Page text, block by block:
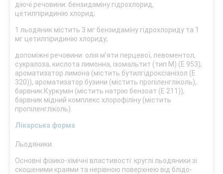
діючі речовини: бензидаміну гідрохлорид,
цетилпіридинію хлорид;
1 льодяник містить 3 мг бензидаміну гідрохлориду та 1
мг цетилпіридинію хлориду;
допоміжні речовини: олія м’яти перцевої, левоментол,
сукралоза, кислота лимонна, ізомальтит (тип М) (Е 953),
ароматизатор лимона (містить бутилгідроксіанізол (Е
320)), ароматизатор бузини (містить пропіленгліколь),
барвник Куркумін (містить натрію бензоат (Е 211)),
барвник мідний комплекс хлорофіліну (містить
пропіленгліколь).
Лікарська форма
Льодяники.
Основні фізико-хімічні властивості: круглі льодяники зі
скошеними краями та нерівною поверхнею від блідо-